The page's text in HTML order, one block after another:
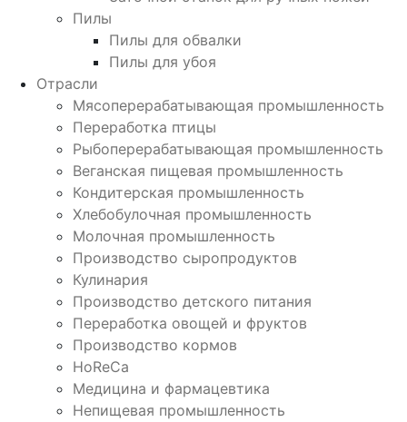
Пилы
Пилы для обвалки
Пилы для убоя
Отрасли
Мясоперерабатывающая промышленность
Переработка птицы
Рыбоперерабатывающая промышленность
Веганская пищевая промышленность
Кондитерская промышленность
Хлебобулочная промышленность
Молочная промышленность
Производство сыропродуктов
Кулинария
Производство детского питания
Переработка овощей и фруктов
Производство кормов
HoReCa
Медицина и фармацевтика
Непищевая промышленность